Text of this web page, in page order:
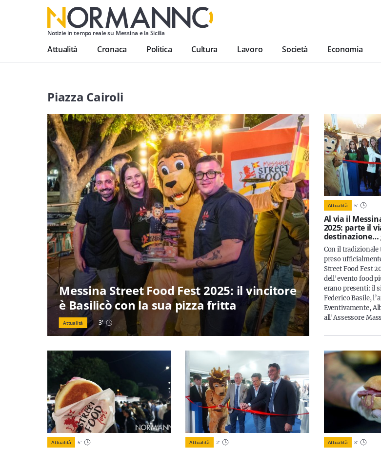
Notizie in tempo reale su Messina e la Sicilia
Attualità Cronaca Politica Cultura Lavoro Società Economia
Piazza Cairoli
Messina Street Food Fest 2025: il vincitore
è Basilicò con la sua pizza fritta
Attualità 3'
Attualità 5'
Al via il
2025: parte il
destinazione…
Con il tradizionale
preso
Street Food Fest
dell'evento food
erano presenti: il
Federico Basile,
Eventivamente,
all'Assessore
Attualità 5' Attualità 2' Attualità 8'